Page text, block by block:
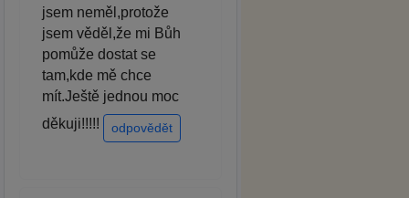
jsem neměl,protože
jsem věděl,že mi Bůh
pomůže dostat se
tam,kde mě chce
mít.Ještě jednou moc
děkuji!!!!!
odpovědět